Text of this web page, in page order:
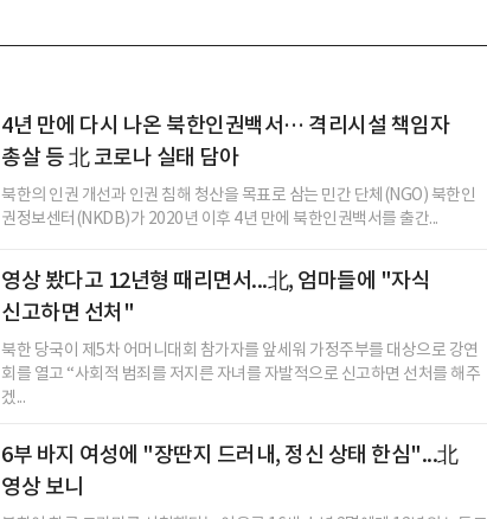
4년 만에 다시 나온 북한인권백서… 격리시설 책임자
총살 등 北 코로나 실태 담아
북한의 인권 개선과 인권 침해 청산을 목표로 삼는 민간 단체(NGO) 북한인
권정보센터(NKDB)가 2020년 이후 4년 만에 북한인권백서를 출간...
영상 봤다고 12년형 때리면서...北, 엄마들에 "자식
신고하면 선처"
북한 당국이 제5차 어머니대회 참가자를 앞세워 가정주부를 대상으로 강연
회를 열고 “사회적 범죄를 저지른 자녀를 자발적으로 신고하면 선처를 해주
겠...
6부 바지 여성에 "장딴지 드러내, 정신 상태 한심"...北
영상 보니